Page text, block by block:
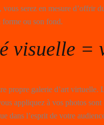
vous serez en mesure d’offrir
forme ou son fond.
visuelle =
propre galerie d’art virtuelle.
appliquez à vos photos sont
dans l’esprit de votre